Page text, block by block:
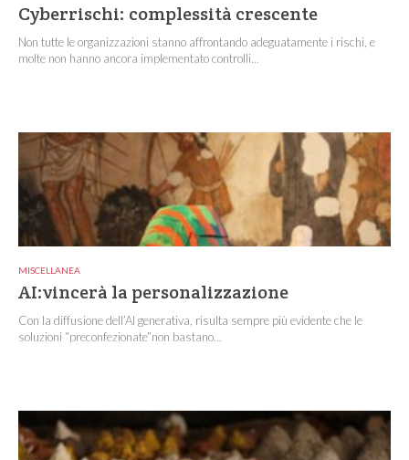
Cyberrischi: complessità crescente
Non tutte le organizzazioni stanno affrontando adeguatamente i rischi, e
molte non hanno ancora implementato controlli...
MISCELLANEA
AI:vincerà la personalizzazione
Con la diffusione dell’AI generativa, risulta sempre più evidente che le
soluzioni “preconfezionate”non bastano...